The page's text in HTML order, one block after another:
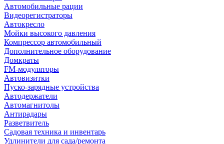
Автомобильные рации
Видеорегистраторы
Автокресло
Мойки высокого давления
Компрессор автомобильный
Дополнительное оборудование
Домкраты
FM-модуляторы
Автовизитки
Пуско-зарядные устройства
Автодержатели
Автомагнитолы
Антирадары
Разветвитель
Садовая техника и инвентарь
Удлинители для сада/ремонта